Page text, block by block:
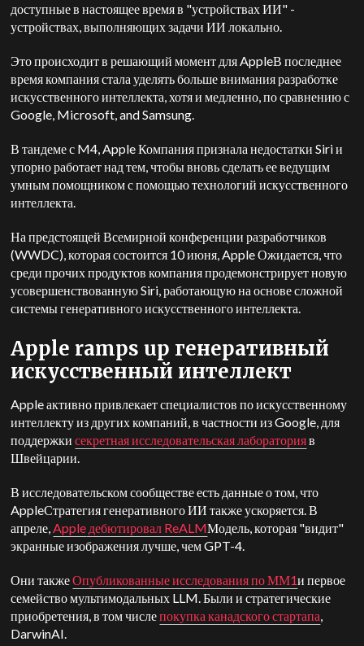
доступные в настоящее время в "устройствах ИИ" -
устройствах, выполняющих задачи ИИ локально.
Это происходит в решающий момент дляAppleВ последнее
время компания стала уделять больше внимания разработке
искусственного интеллекта, хотя и медленно, по сравнению с
Google, Microsoft, and Samsung.
В тандеме с M4,AppleКомпания признала недостатки Siri и
упорно работает над тем, чтобы вновь сделать ее ведущим
умным помощником с помощью технологий искусственного
интеллекта.
На предстоящей Всемирной конференции разработчиков
(WWDC), которая состоится 10 июня,AppleОжидается, что
среди прочих продуктов компания продемонстрирует новую
усовершенствованную Siri, работающую на основе сложной
системы генеративного искусственного интеллекта.
Apple ramps up генеративный
искусственный интеллект
Appleактивно привлекает специалистов по искусственному
интеллекту из других компаний, в частности из Google, для
поддержкисекретная исследовательская лабораторияв
Швейцарии.
В исследовательском сообществе есть данные о том, что
AppleСтратегия генеративного ИИ также ускоряется.В
апреле,Apple дебютировал ReALMМодель, которая "видит"
экранные изображения лучше, чем GPT-4.
Они такжеОпубликованные исследования по ММ1и первое
семейство мультимодальных LLM. Были и стратегические
приобретения, в том числепокупка канадского стартапа,
DarwinAI.